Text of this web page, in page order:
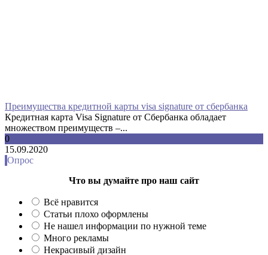
Преимущества кредитной карты visa signature от сбербанка
Кредитная карта Visa Signature от Сбербанка обладает
множеством преимуществ –...
0
15.09.2020
Опрос
Что вы думайте про наш сайт
Всё нравится
Статьи плохо оформлены
Не нашел информации по нужной теме
Много рекламы
Некрасивый дизайн